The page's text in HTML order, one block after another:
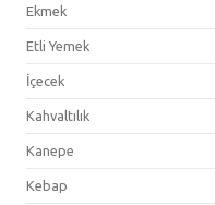
Ekmek
Etli Yemek
İçecek
Kahvaltılık
Kanepe
Kebap